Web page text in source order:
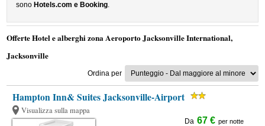
sono Hotels.com e Booking.
Offerte Hotel e alberghi zona Aeroporto Jacksonville International,
Jacksonville
Ordina per
Hampton Inn& Suites Jacksonville-Airport
Visualizza sulla mappa
Da 67 € per notte